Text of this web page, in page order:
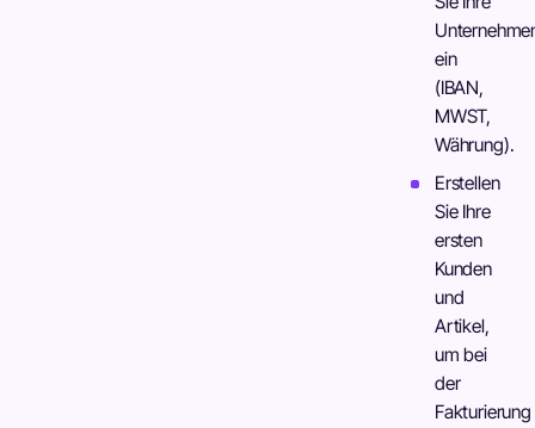
ein
(IBAN,
MWST,
Währung).
Erstellen
Sie Ihre
ersten
Kunden
und
Artikel,
um bei
der
Fakturierung